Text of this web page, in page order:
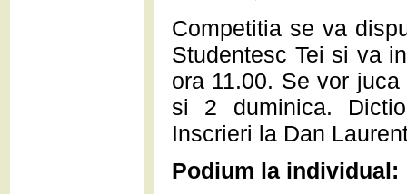
Competitia se va
Studentesc Tei si va
ora 11.00. Se vor
si 2 duminica.
Inscrieri la Dan
Podium la individual: